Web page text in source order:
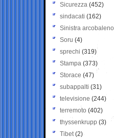
Sicurezza (452)
sindacati (162)
Sinistra arcobaleno
Soru (4)
sprechi (319)
Stampa (373)
Storace (47)
subappalti (31)
televisione(244)
terremoto (402)
thyssenkrupp (3)
Tibet(2)